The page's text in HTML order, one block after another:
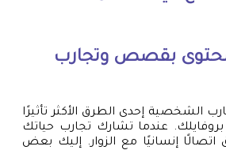
بقصص وتجارب
الشخصية إحدى الطرق الأكثر تأثيرًا
بروفايلك. عندما تشارك تجارب حياتك
إنسانيًا مع الزوار. إليك بعض